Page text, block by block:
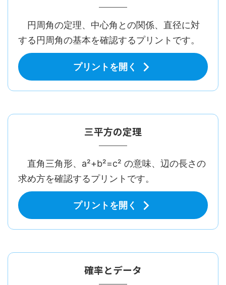
円周角の定理、中心角との関係、直径に対
する円周角の基本を確認するプリントです。
プリントを開く
三平方の定理
直角三角形、a²+b²=c² の意味、辺の長さの
求め方を確認するプリントです。
プリントを開く
確率とデータ